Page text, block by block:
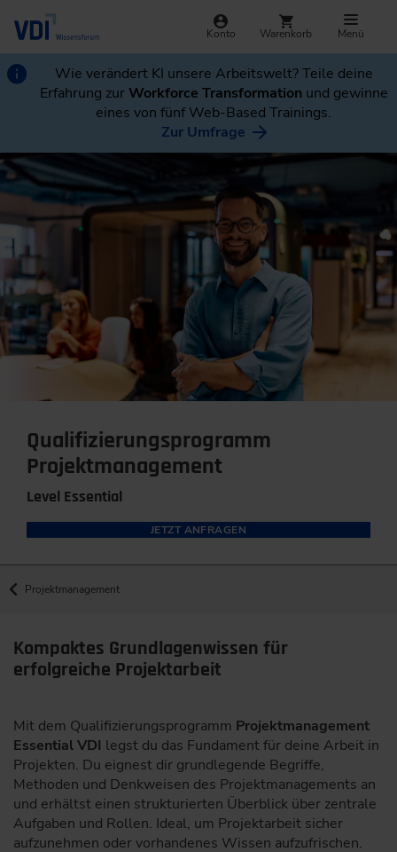
Konto Warenkorb Menü
Wie verändert KI unsere Arbeitswelt? Teile deine
Erfahrung zurWorkforce Transformation und gewinne
eines von fünf Web-Based Trainings.
Zur Umfrage
Qualifizierungsprogramm
Projektmanagement
Level Essential
JETZT ANFRAGEN
Projektmanagement
Kompaktes Grundlagenwissen für
erfolgreiche Projektarbeit
Mit dem Qualifizierungsprogramm Projektmanagement
Essential VDI legst du das Fundament für deine Arbeit in
Projekten. Du eignest dir grundlegende Begriffe,
Methoden und Denkweisen des Projektmanagements an
und erhältst einen strukturierten Überblick über zentrale
Aufgaben und Rollen. Ideal, um Projektarbeit sicher
aufzunehmen oder vorhandenes Wissen aufzufrischen.